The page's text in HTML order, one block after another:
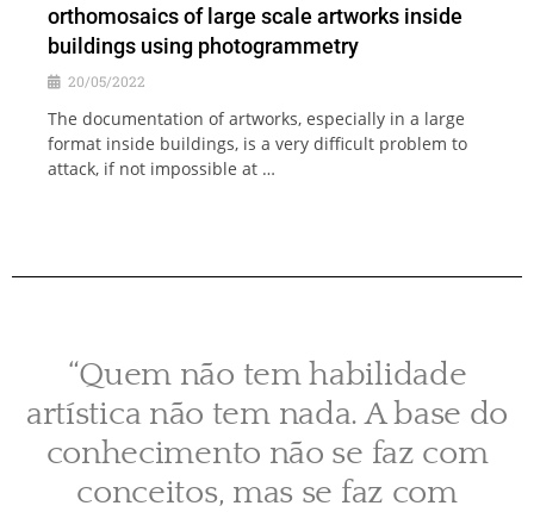
orthomosaics of large scale artworks inside
buildings using photogrammetry
20/05/2022
The documentation of artworks, especially in a large
format inside buildings, is a very difficult problem to
attack, if not impossible at …
“Quem não tem habilidade
artística não tem nada. A base do
conhecimento não se faz com
conceitos, mas se faz com